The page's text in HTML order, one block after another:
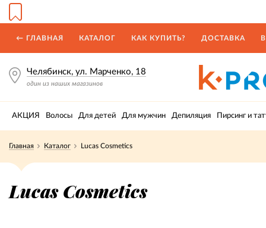
← ГЛАВНАЯ КАТАЛОГ КАК КУПИТЬ? ДОСТАВКА
Челябинск, ул. Марченко, 18
один из наших магазинов
АКЦИЯ Волосы Для детей Для мужчин Депиляция Пирсинг и
Главная Каталог Lucas Cosmetics
Lucas Cosmetics